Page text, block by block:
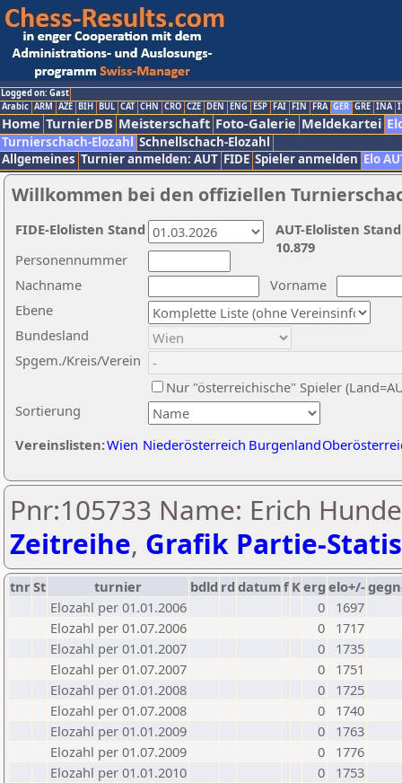
Logged on: Gast
Arabic ARM AZE BIH BUL CAT CHN CRO CZE DEN ENG ESP FAI FIN FRA GER GRE INA
Home TurnierDB Meisterschaft Foto-Galerie Meldekartei
Turnierschach-Elozahl Schnellschach-Elozahl
Allgemeines Turnier anmelden: AUT FIDE Spieler anmelden Elo
Willkommen bei den offiziellen
Nachname
Vorname
Ebene
Sortierung
Personennummer
Bundesland
Spgem./Kreis/Verein
Nur "österreichische" Spieler
Vereinslisten:Wien Niederösterreich Burgenland
AUT-Elolisten
10.879
FIDE-Elolisten Stand
Pnr:105733 Name: Erich
Zeitreihe, Grafik Partie-
tnrSt turnier bdld rd datumf Kerg elo+/-
Elozahl per 01.01.2006
0
1697
Elozahl per 01.07.2006
0
1717
Elozahl per 01.01.2007
0
1735
Elozahl per 01.07.2007
0
1751
Elozahl per 01.01.2008
0
1725
Elozahl per 01.07.2008
0
1740
Elozahl per 01.01.2009
0
1763
Elozahl per 01.07.2009
0
1776
Elozahl per 01.01.2010
0
1753